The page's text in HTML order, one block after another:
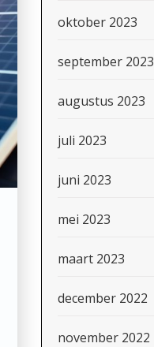
oktober 2023
september 2023
augustus 2023
juli 2023
juni 2023
mei 2023
maart 2023
december 2022
november 2022